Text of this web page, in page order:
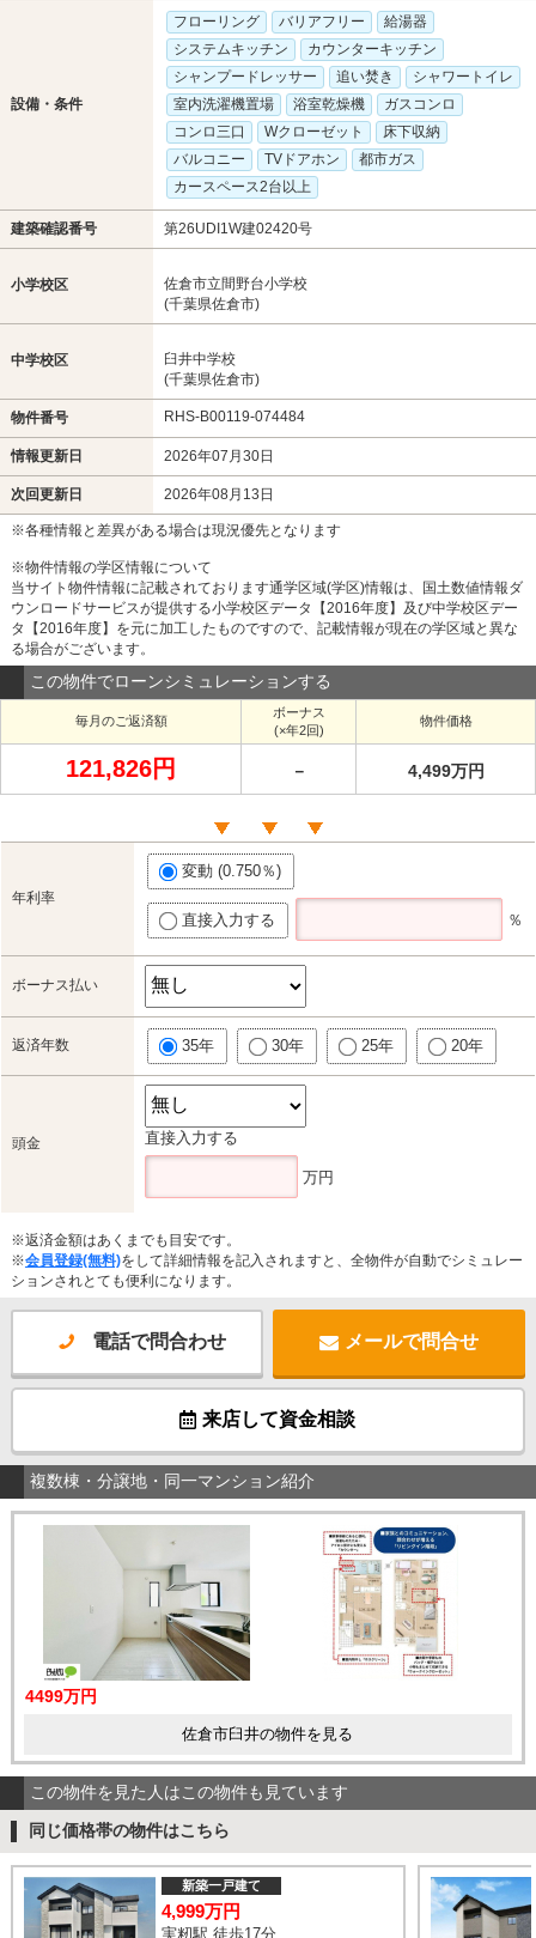
設備・条件
フローリング バリアフリー
給湯器
システムキッチン
カウンターキッチン
シャンプードレッサー
追い焚き
シャワートイレ
室内洗濯機置場
浴室乾燥機
ガスコンロ
コンロ三口
Wクローゼット
床下収納
バルコニー
TVドアホン
都市ガス
カースペース2台以上
建築確認番号 第26UDI1W建02420号
小学校区
佐倉市立間野台小学校
(千葉県佐倉市)
中学校区
臼井中学校
(千葉県佐倉市)
物件番号 RHS-B00119-074484
情報更新日 2026年07月30日
次回更新日 2026年08月13日
※各種情報と差異がある場合は現況優先となります
※物件情報の学区情報について
当サイト物件情報に記載されております通学区域(学区)情報は、国土数値情報ダ
ウンロードサービスが提供する小学校区データ【2016年度】及び中学校区デー
タ【2016年度】を元に加工したものですので、記載情報が現在の学区域と異な
る場合がございます。
この物件でローンシミュレーションする
毎月のご返済額
ボーナス
(×年2回)
物件価格
121,826円 － 4,499万円
年利率
変動 (0.750％)
直接入力する ％
ボーナス払い
返済年数 35年 30年 25年 20年
頭金 直接入力する
万円
※返済金額はあくまでも目安です。
※会員登録(無料)をして詳細情報を記入されますと、全物件が自動でシミュレー
ションされとても便利になります。
電話で問合わせ メールで問合せ
来店して資金相談
複数棟・分譲地・同一マンション紹介
4499万円
佐倉市臼井の物件を見る
この物件を見た人はこの物件も見ています
同じ価格帯の物件はこちら
新築一戸建て
4,999万円
実籾駅 徒歩17分